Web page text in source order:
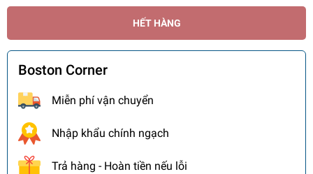
HẾT HÀNG
Boston Corner
Miễn phí vận chuyển
Nhập khẩu chính ngạch
Trả hàng - Hoàn tiền nếu lỗi